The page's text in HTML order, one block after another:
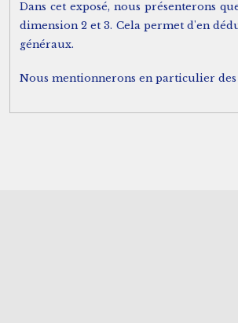
Dans cet exposé, nous présenterons
dimension 2 et 3. Cela permet d'en déduire les asymptotiques des premiers modes propres des opérateurs avec paramètre semi-classique pour des
généraux.